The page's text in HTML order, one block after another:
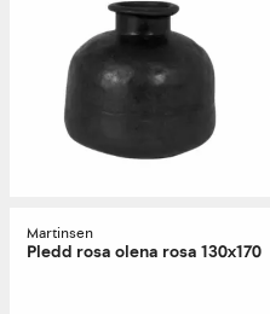
Martinsen
Pledd rosa olena rosa 130x170